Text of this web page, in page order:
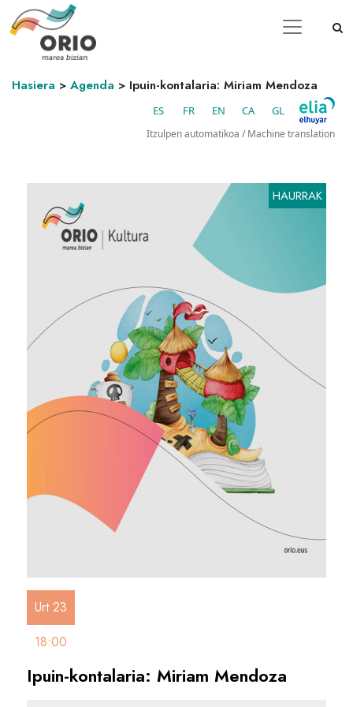
Hasiera > Agenda > Ipuin-kontalaria: Miriam Mendoza
ES FR EN CA GL
Itzulpen automatikoa / Machine translation
HAURRAK
Urt 23
18:00
Ipuin-kontalaria: Miriam Mendoza